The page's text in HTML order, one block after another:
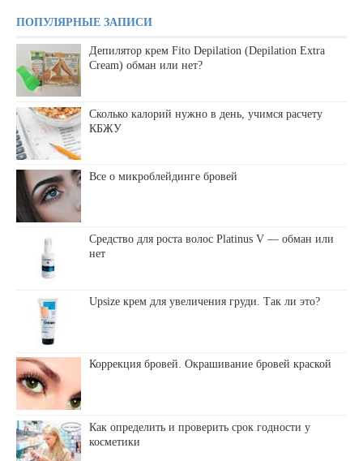
ПОПУЛЯРНЫЕ ЗАПИСИ
Депилятор крем Fito Depilation (Depilation Extra
Cream) обман или нет?
Сколько калорий нужно в день, учимся расчету
КБЖУ
Все о микроблейдинге бровей
Средство для роста волос Platinus V — обман или
нет
Upsize крем для увеличения груди. Так ли это?
Коррекция бровей. Окрашивание бровей краской
Как определить и проверить срок годности у
косметики